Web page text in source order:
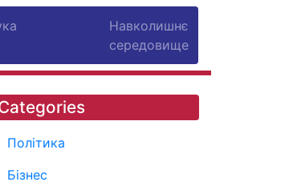
Навколишнє
середовище
Політика
Бізнес